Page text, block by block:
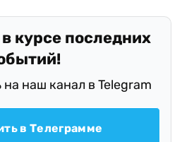
курсе последних
наш канал в Telegram
в Телеграмме